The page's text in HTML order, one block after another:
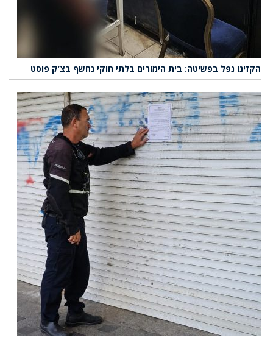
הקזינו נפל בפשיטה: בית הימורים בלתי חוקי נחשף בצ’ק פוסט